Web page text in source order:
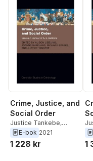
Crime, Justice, and
Social Order
Justice Tankebe,
Richard Sparks
Shapland,
E-bok 2021
1 228 kr 1